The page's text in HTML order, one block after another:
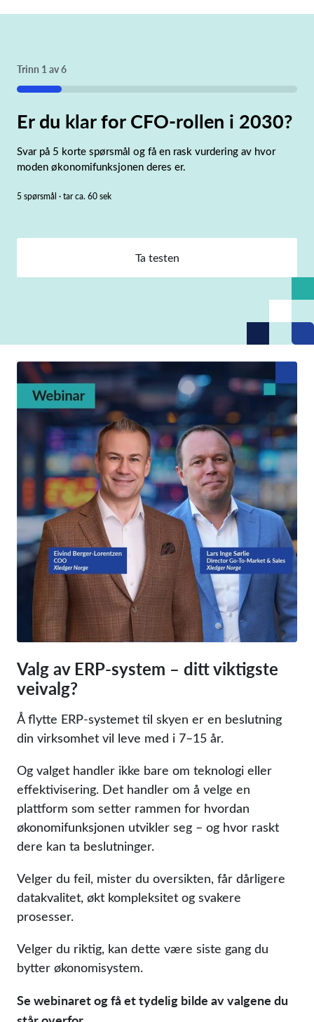
Trinn 1av6
16%
Er du klar for CFO-rollen i 2030?
Svar på 5 korte spørsmål og få en rask vurdering av hvor
moden økonomifunksjonen deres er.
5 spørsmål · tar ca. 60 sek
Valg av ERP-system – ditt viktigste
veivalg?
Å flytte ERP-systemet til skyen er en beslutning
din virksomhet vil leve med i 7–15 år.
Og valget handler ikke bare om teknologi eller
effektivisering. Det handler om å velge en
plattform som setter rammen for hvordan
økonomifunksjonen utvikler seg – og hvor raskt
dere kan ta beslutninger.
Velger du feil, mister du oversikten, får dårligere
datakvalitet, økt kompleksitet og svakere
prosesser.
Velger du riktig, kan dette være siste gang du
bytter økonomisystem.
Se webinaret og få et tydelig bilde av valgene du